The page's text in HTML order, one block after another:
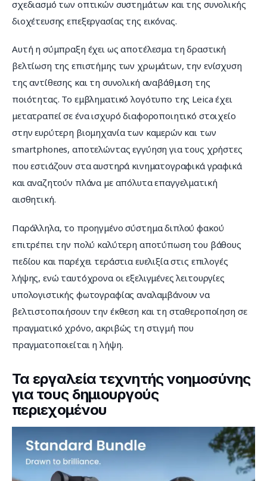
σχεδιασμό των οπτικών συστημάτων και της συνολικής
διοχέτευσης επεξεργασίας της εικόνας.
Αυτή η σύμπραξη έχει ως αποτέλεσμα τη δραστική
βελτίωση της επιστήμης των χρωμάτων, την ενίσχυση
της αντίθεσης και τη συνολική αναβάθμιση της
ποιότητας. Το εμβληματικό λογότυπο της Leica έχει
μετατραπεί σε ένα ισχυρό διαφοροποιητικό στοιχείο
στην ευρύτερη βιομηχανία των καμερών και των
smartphones, αποτελώντας εγγύηση για τους χρήστες
που εστιάζουν στα αυστηρά κινηματογραφικά γραφικά
και αναζητούν πλάνα με απόλυτα επαγγελματική
αισθητική.
Παράλληλα, το προηγμένο σύστημα διπλού φακού
επιτρέπει την πολύ καλύτερη αποτύπωση του βάθους
πεδίου και παρέχει τεράστια ευελιξία στις επιλογές
λήψης, ενώ ταυτόχρονα οι εξελιγμένες λειτουργίες
υπολογιστικής φωτογραφίας αναλαμβάνουν να
βελτιστοποιήσουν την έκθεση και τη σταθεροποίηση σε
πραγματικό χρόνο, ακριβώς τη στιγμή που
πραγματοποιείται η λήψη.
Τα εργαλεία τεχνητής νοημοσύνης
για τους δημιουργούς
περιεχομένου